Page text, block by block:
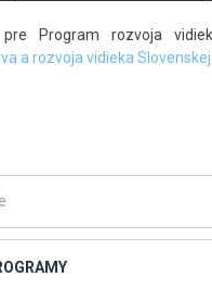
pre Program rozvoja
a rozvoja vidieka